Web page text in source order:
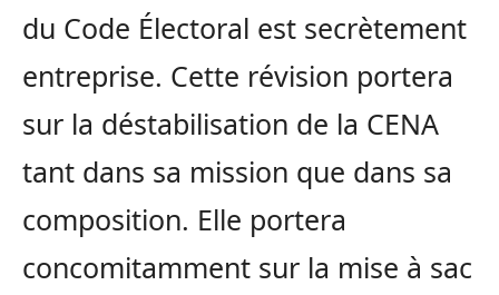
du Code Électoral est secrètement
entreprise. Cette révision portera
sur la déstabilisation de la CENA
tant dans sa mission que dans sa
composition. Elle portera
concomitamment sur la mise à sac